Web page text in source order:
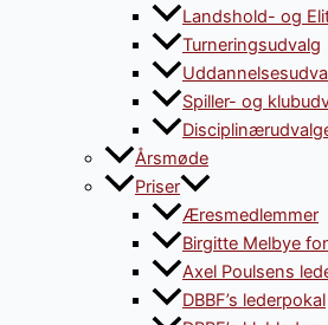
Landshold- og
Turneringsudvalg
Spiller- og
Årsmøde
Priser
Æresmedlemmer
Birgitte Melbye
Axel Poulsens
DBBF’s lederpokal